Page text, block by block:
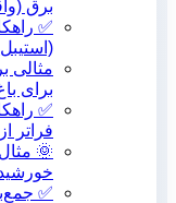
برق
✅
مثالی
برای
✅
فراتر
🌞
✅